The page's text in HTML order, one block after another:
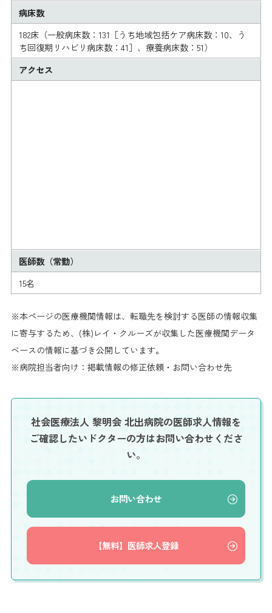
病床数
182床（一般病床数：131［うち地域包括ケア病床数：10、う
ち回復期リハビリ病床数：41］、療養病床数：51）
アクセス
医師数（常勤）
15名
※本ページの医療機関情報は、転職先を検討する医師の情報収集
に寄与するため、(株)レイ・クルーズが収集した医療機関データ
ベースの情報に基づき公開しています。
※病院担当者向け：掲載情報の修正依頼・お問い合わせ先
社会医療法人 黎明会 北出病院の医師求人情報を
ご確認したいドクターの方はお問い合わせくださ
い。
お問い合わせ
【無料】医師求人登録